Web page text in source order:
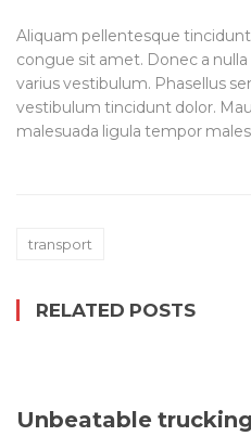
Aliquam pellentesque
congue sit amet. Donec a
varius vestibulum. Phasellus
vestibulum tincidunt dolor.
malesuada ligula tempor
transport
RELATED POSTS
Unbeatable